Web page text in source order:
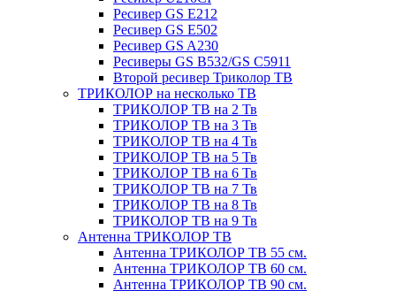
Ресивер GS E212
Ресивер GS E502
Ресивер GS A230
Ресиверы GS B532/GS C5911
Второй ресивер Триколор ТВ
ТРИКОЛОР на несколько ТВ
ТРИКОЛОР ТВ на 2 Тв
ТРИКОЛОР ТВ на 3 Тв
ТРИКОЛОР ТВ на 4 Тв
ТРИКОЛОР ТВ на 5 Тв
ТРИКОЛОР ТВ на 6 Тв
ТРИКОЛОР ТВ на 7 Тв
ТРИКОЛОР ТВ на 8 Тв
ТРИКОЛОР ТВ на 9 Тв
Антенна ТРИКОЛОР ТВ
Антенна ТРИКОЛОР ТВ 55 см.
Антенна ТРИКОЛОР ТВ 60 см.
Антенна ТРИКОЛОР ТВ 90 см.